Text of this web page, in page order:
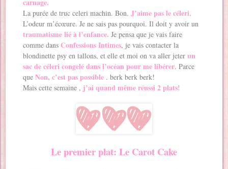
carnage.
La purée de truc celeri machin. Bon.J’aime pas le céleri.
L’odeur m’écœure. Je ne sais pas pourquoi. Il doit y avoir un
traumatisme lié à l’enfance. Je pensa que je vais faire
comme dansConfessions Intimes, je vais contacter la
blondinette psy en tallons, et elle et moi on va aller jeterun
sac de céleri congelé dans l’océan pour me libérer. Parce
queNon, c’est pas possible . berk berk berk!
Mais cette semaine , j’ai quand même réussi 2 plats!
Le premier plat: Le Carot Cake